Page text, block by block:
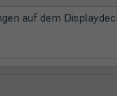
auf dem